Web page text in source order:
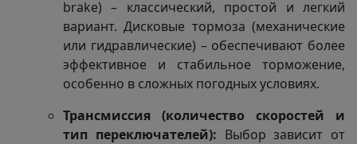
brake) – классический, простой и легкий
вариант. Дисковые тормоза (механические
или гидравлические) – обеспечивают более
эффективное и стабильное торможение,
особенно в сложных погодных условиях.
Трансмиссия (количество скоростей и
тип переключателей): Выбор зависит от